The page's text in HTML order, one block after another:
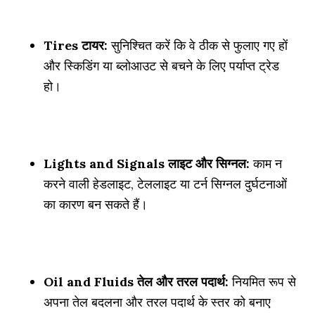
Tires टायर: सुनिश्चित करें कि वे ठीक से फुलाए गए हों
और स्किडिंग या ब्लोआउट से बचने के लिए पर्याप्त ट्रेड
हो।
Lights and Signals लाइट और सिग्नल: काम न
करने वाली हेडलाइट, टेललाइट या टर्न सिग्नल दुर्घटनाओं
का कारण बन सकते हैं।
Oil and Fluids तेल और तरल पदार्थ: नियमित रूप से
अपना तेल बदलना और तरल पदार्थ के स्तर को बनाए